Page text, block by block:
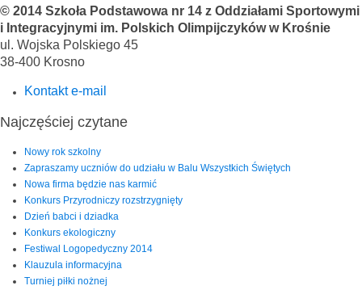
© 2014 Szkoła Podstawowa nr 14 z Oddziałami Sportowymi
i Integracyjnymi im. Polskich Olimpijczyków w Krośnie
ul. Wojska Polskiego 45
38-400 Krosno
Kontakt e-mail
Najczęściej czytane
Nowy rok szkolny
Zapraszamy uczniów do udziału w Balu Wszystkich Świętych
Nowa firma będzie nas karmić
Konkurs Przyrodniczy rozstrzygnięty
Dzień babci i dziadka
Konkurs ekologiczny
Festiwal Logopedyczny 2014
Klauzula informacyjna
Turniej piłki nożnej